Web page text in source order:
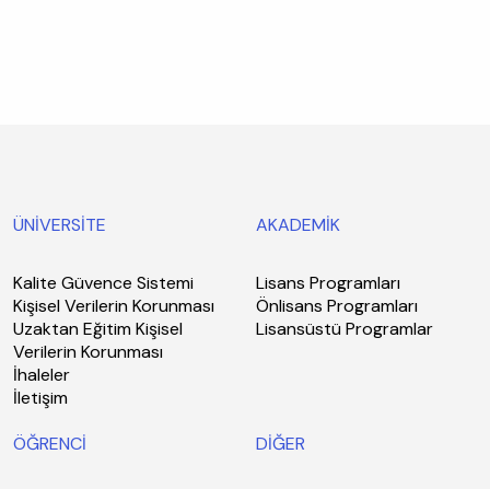
ÜNİVERSİTE
Kalite Güvence Sistemi
Kişisel Verilerin Korunması
Uzaktan Eğitim Kişisel
Verilerin Korunması
İhaleler
İletişim
AKADEMİK
Lisans Programları
Önlisans Programları
Lisansüstü Programlar
ÖĞRENCİ DİĞER